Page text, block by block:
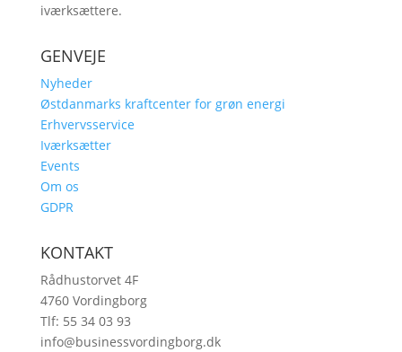
iværksættere.
GENVEJE
Nyheder
Østdanmarks kraftcenter for grøn energi
Erhvervsservice
Iværksætter
Events
Om os
GDPR
KONTAKT
Rådhustorvet 4F
4760 Vordingborg
Tlf: 55 34 03 93
info@businessvordingborg.dk